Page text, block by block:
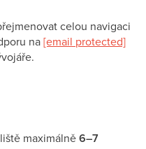
celou navigaci
na[email protected]
maximálně6–7